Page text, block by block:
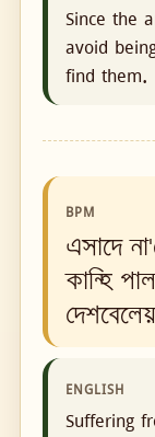
Since the
avoid
find them.
BPM
এসাদে
কান্হি
ENGLISH
Suffering